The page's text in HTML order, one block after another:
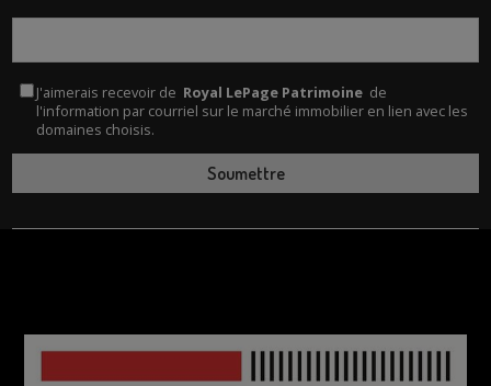
J'aimerais recevoir de Royal LePage Patrimoine de
l'information par courriel sur le marché immobilier en lien avec les
domaines choisis.